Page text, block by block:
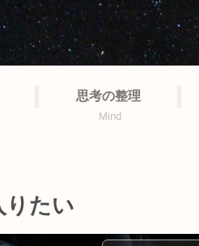
思考の整理
Mind
りたい